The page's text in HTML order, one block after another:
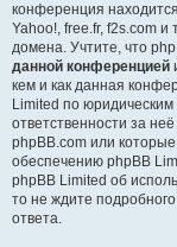
конференция
Yahoo!, free.fr, f2s.com и
домена. Учтите, что
данной конференцией
кем и как данная
Limited по
ответственности за
phpBB.com или
обеспечению phpBB
phpBB Limited об
то не ждите
ответа.